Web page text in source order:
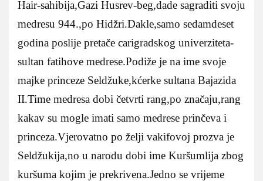
Hair-sahibija,Gazi Husrev-beg,dade sagraditi svoju
medresu 944.,po Hidžri.Dakle,samo sedamdeset
godina poslije pretače carigradskog univerziteta-
sultan fatihove medrese.Podiže je na ime svoje
majke princeze Seldžuke,kćerke sultana Bajazida
II.Time medresa dobi četvrti rang,po značaju,rang
kakav su mogle imati samo medrese prinčeva i
princeza.Vjerovatno po želji vakifovoj prozva je
Seldžukija,no u narodu dobi ime Kuršumlija zbog
kuršuma kojim je prekrivena.Jedno se vrijeme